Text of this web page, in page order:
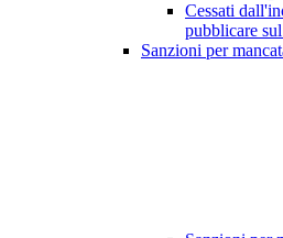
Cessati
pubblicare
Sanzioni per